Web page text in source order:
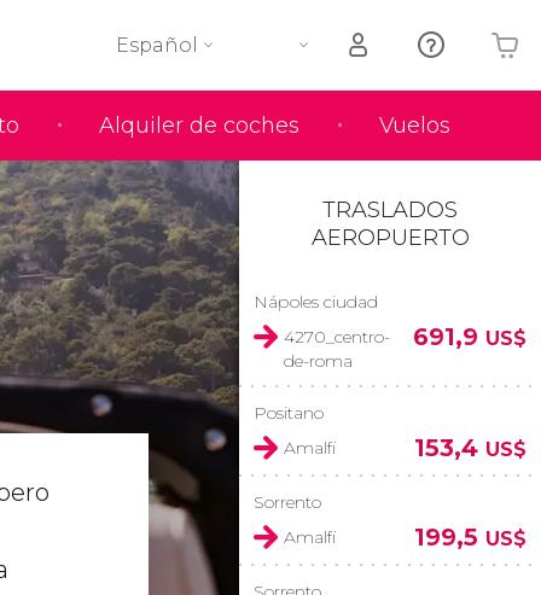
Alquiler de coches Vuelos
Español
Tu carrito está vacío
TRASLADOS
AEROPUERTO
Nápoles ciudad
4270_centro-
de-roma
691,9 US$
Positano
Amalfi
153,4 US$
Sorrento
Amalfi
199,5 US$